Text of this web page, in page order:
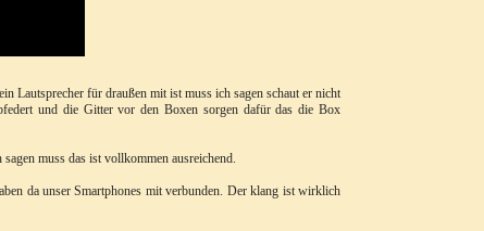
Lautsprecher für draußen mit ist muss ich sagen schaut er nicht
und die Gitter vor den Boxen sorgen dafür das die Box
muss das ist vollkommen ausreichend.
da unser Smartphones mit verbunden. Der klang ist wirklich